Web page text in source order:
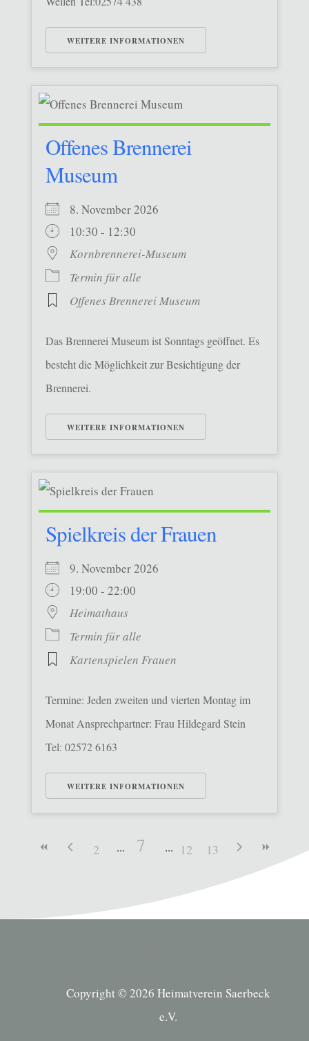
WEITERE INFORMATIONEN
Offenes Brennerei
Museum
8. November 2026
10:30 - 12:30
Kornbrennerei-Museum
Termin für alle
Offenes Brennerei Museum
Das Brennerei Museum ist Sonntags geöffnet. Es
besteht die Möglichkeit zur Besichtigung der
Brennerei.
WEITERE INFORMATIONEN
Spielkreis der Frauen
9. November 2026
19:00 - 22:00
Heimathaus
Termin für alle
Kartenspielen Frauen
Termine: Jeden zweiten und vierten Montag im
Monat Ansprechpartner: Frau Hildegard Stein
Tel: 02572 6163
WEITERE INFORMATIONEN
2 7 12 13
Copyright © 2026 Heimatverein Saerbeck
e.V.